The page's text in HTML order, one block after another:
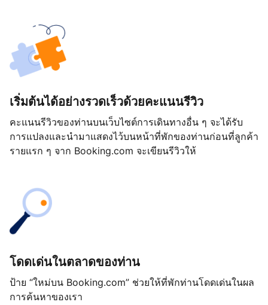
เริ่มต้นได้อย่างรวดเร็วด้วยคะแนนรีวิว
คะแนนรีวิวของท่านบนเว็บไซต์การเดินทางอื่น ๆ จะได้รับ
การแปลงและนำมาแสดงไว้บนหน้าที่พักของท่านก่อนที่ลูกค้า
รายแรก ๆ จาก Booking.com จะเขียนรีวิวให้
โดดเด่นในตลาดของท่าน
ป้าย “ใหม่บน Booking.com” ช่วยให้ที่พักท่านโดดเด่นในผล
การค้นหาของเรา